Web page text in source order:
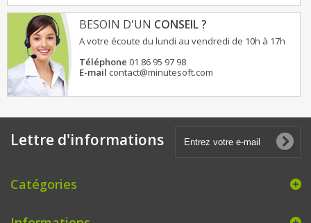
BESOIN D'UN CONSEIL ?
A votre écoute du lundi au vendredi de 10h à 17h
Téléphone 01 86 95 97 98
E-mail contact@minutesoft.com
Lettre d'informations
Catégories